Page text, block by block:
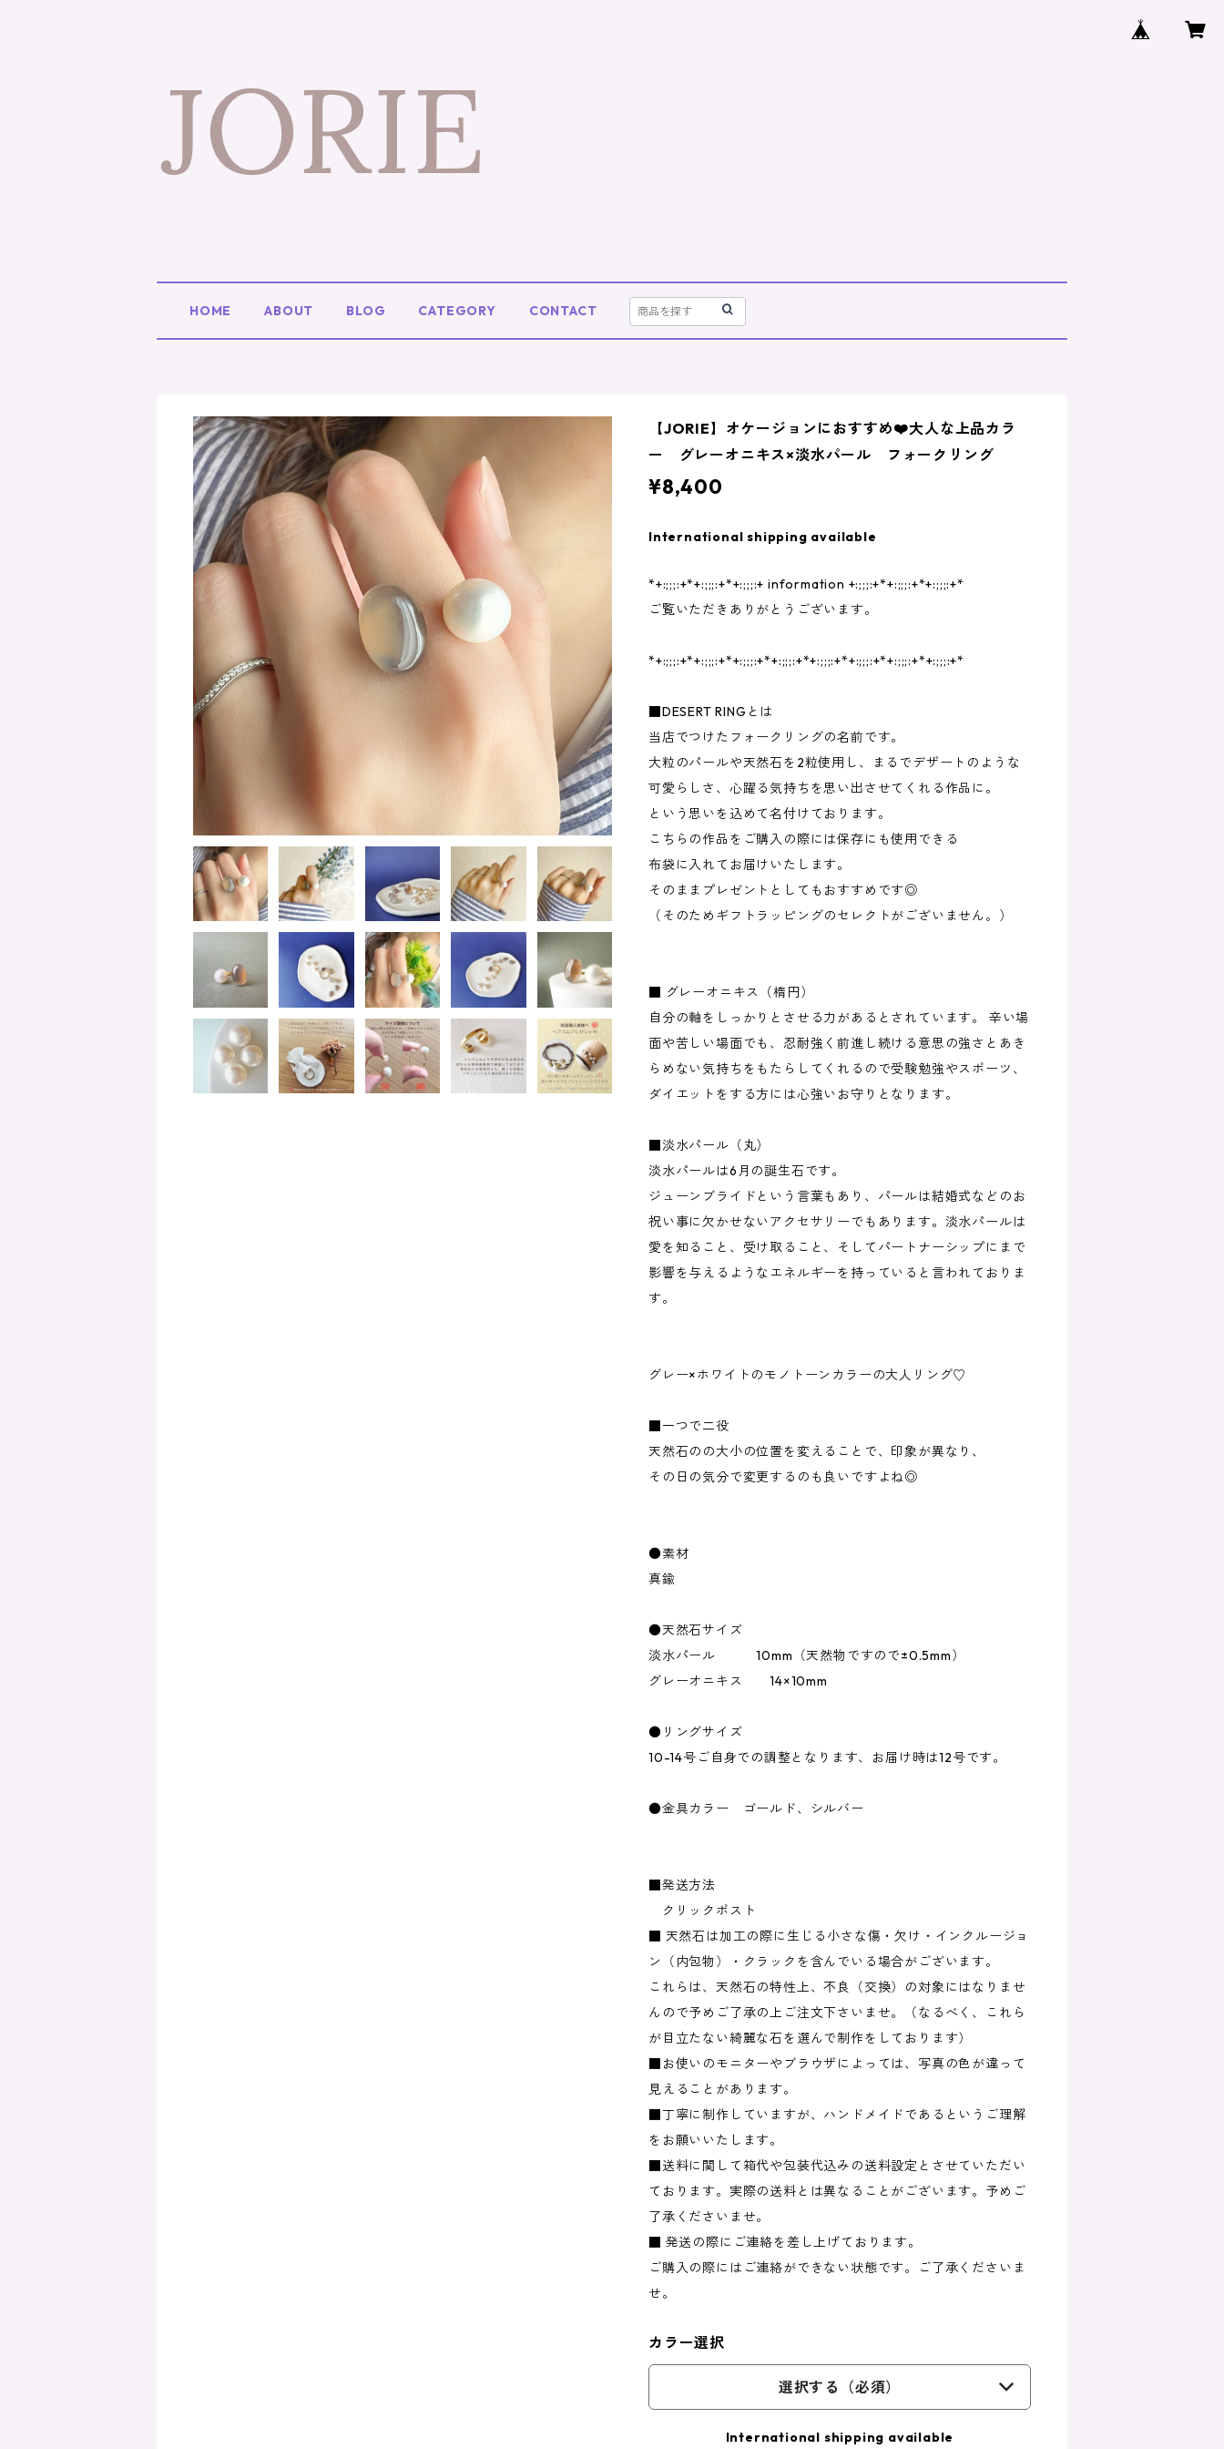
HOME ABOUT BLOG CATEGORY CONTACT
【JORIE】オケージョンにおすすめ❤️大人な上品カラ
ー グレーオニキス×淡水パール フォークリング
¥8,400
International shipping available
*+:;;;:+*+:;;;:+*+:;;;:+ information +:;;;:+*+:;;;:+*+:;;;:+*
ご覧いただきありがとうございます。
*+:;;;:+*+:;;;:+*+:;;;:+*+:;;;:+*+:;;;:+*+:;;;:+*+:;;;:+*+:;;;:+*
■DESERT RINGとは
当店でつけたフォークリングの名前です。
大粒のパールや天然石を2粒使用し、まるでデザートのような
可愛らしさ、心躍る気持ちを思い出させてくれる作品に。
という思いを込めて名付けております。
こちらの作品をご購入の際には保存にも使用できる
布袋に入れてお届けいたします。
そのままプレゼントとしてもおすすめです◎
（そのためギフトラッピングのセレクトがございません。）
■ グレーオニキス（楕円）
自分の軸をしっかりとさせる力があるとされています。 辛い場
面や苦しい場面でも、忍耐強く前進し続ける意思の強さとあき
らめない気持ちをもたらしてくれるので受験勉強やスポーツ、
ダイエットをする方には心強いお守りとなります。
■淡水パール（丸）
淡水パールは6月の誕生石です。
ジューンブライドという言葉もあり、パールは結婚式などのお
祝い事に欠かせないアクセサリーでもあります。淡水パールは
愛を知ること、受け取ること、そしてパートナーシップにまで
影響を与えるようなエネルギーを持っていると言われておりま
す。
グレー×ホワイトのモノトーンカラーの大人リング♡
■一つで二役
天然石のの大小の位置を変えることで、印象が異なり、
その日の気分で変更するのも良いですよね◎
●素材
真鍮
●天然石サイズ
淡水パール 10mm（天然物ですので±0.5mm）
グレーオニキス 14×10mm
●リングサイズ
10-14号ご自身での調整となります、お届け時は12号です。
●金具カラー ゴールド、シルバー
■発送方法
クリックポスト
■ 天然石は加工の際に生じる小さな傷・欠け・インクルージョ
ン（内包物）・クラックを含んでいる場合がございます。
これらは、天然石の特性上、不良（交換）の対象にはなりませ
んので予めご了承の上ご注文下さいませ。（なるべく、これら
が目立たない綺麗な石を選んで制作をしております）
■お使いのモニターやブラウザによっては、写真の色が違って
見えることがあります。
■丁寧に制作していますが、ハンドメイドであるというご理解
をお願いいたします。
■送料に関して箱代や包装代込みの送料設定とさせていただい
ております。実際の送料とは異なることがございます。予めご
了承くださいませ。
■ 発送の際にご連絡を差し上げております。
ご購入の際にはご連絡ができない状態です。ご了承くださいま
せ。
カラー選択
選択する（必須）
International shipping available